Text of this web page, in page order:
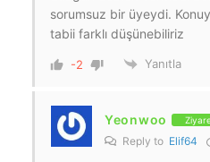
sorumsuz bir üyeydi.
tabii farklı düşünebiliriz
-2 Yanıtla
Yeonwoo
Reply to Elif64